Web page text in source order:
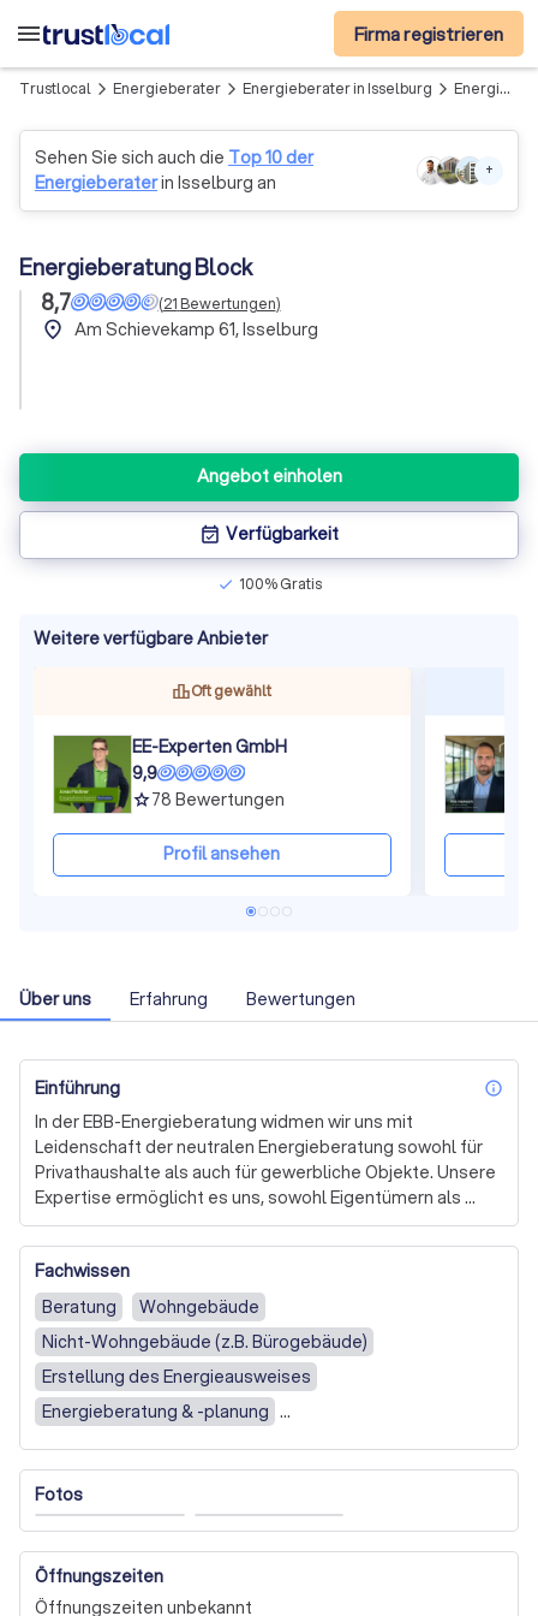
menu Firma registrieren
Trustlocal arrow_forward_ios Energieberater arrow_forward_ios Energieberater in Isselburg arrow_forward_ios Energieberatung Block
Sehen Sie sich auch die Top 10 der
Energieberaterin Isselburg an
+
Energieberatung Block
8,7
(21Bewertungen)
place Am Schievekamp 61, Isselburg
Angebot einholen
event_available Verfügbarkeit
check 100% Gratis
Weitere verfügbare Anbieter
Oft gewählt
EE-Experten GmbH
9,9
grade78 Bewertungen
Profil ansehen
Über uns Erfahrung Bewertungen
Einführung
In der EBB-Energieberatung widmen wir uns mit
Leidenschaft der neutralen Energieberatung sowohl für
Privathaushalte als auch für gewerbliche Objekte. Unsere
Expertise ermöglicht es uns, sowohl Eigentümern als
auch Mietern fundierte Informationen über den
Energiebedarf ihrer Immobilien zu liefern. Durch
detaillierte Analysen und modernste Verfahren wie
Thermografie und BAFA-konforme Vor-Ort-Beratungen
decken wir Einsparpotenziale auf und entwickeln
maßgeschneiderte Lösungen zur Reduzierung der
Energiekosten.
Im gewerblichen Sektor bieten wir spezialisierte
Dienstleistungen an, die auf die technische
Gebäudeausrüstung ausgerichtet sind. Unsere
langjährige Erfahrung in der Gewerbeplanung TGA
ermöglicht es uns, präzise Energiesparkonzepte zu
erstellen, die speziell auf die Bedürfnisse Ihres
Unternehmens zugeschnitten sind. Von der Beleuchtung
über Pumpensysteme bis hin zur Klimatisierung – wir
Fachwissen
Beratung
Wohngebäude
Nicht-Wohngebäude (z.B. Bürogebäude)
Erstellung des Energieausweises
Energieberatung & -planung
Beratung zur Verbesserung der Energieeffizienz
Fotos
Öffnungszeiten
Öffnungszeiten unbekannt